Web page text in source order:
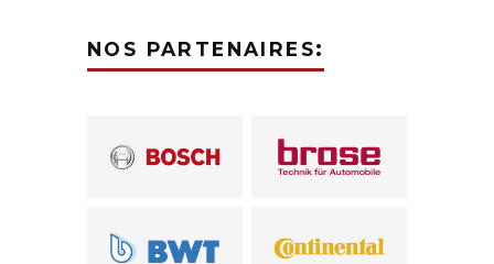
NOS PARTENAIRES: